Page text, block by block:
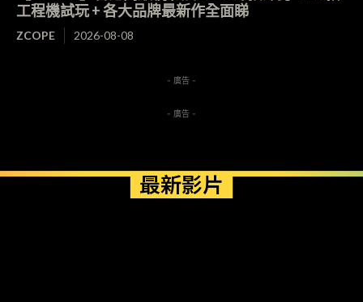
工程機試玩 + 各大品牌最新作全面睇
ZCOPE 2026-08-08
- 廣告 -
- 廣告 -
最新影片